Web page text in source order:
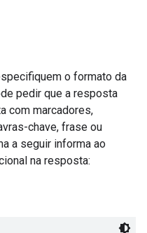
o formato da
pedir que a resposta
com marcadores,
chave, frase ou
a seguir informa ao
na resposta: